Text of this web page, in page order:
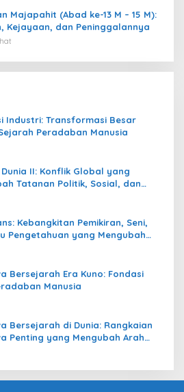
Majapahit (Abad ke-13 M – 15 M):
Kejayaan, dan Peninggalannya
Industri: Transformasi Besar
Peradaban Manusia
II: Konflik Global yang
Tatanan Politik, Sosial, dan
Kebangkitan Pemikiran, Seni,
Pengetahuan yang Mengubah
Bersejarah Era Kuno: Fondasi
Manusia
Bersejarah di Dunia: Rangkaian
Penting yang Mengubah Arah